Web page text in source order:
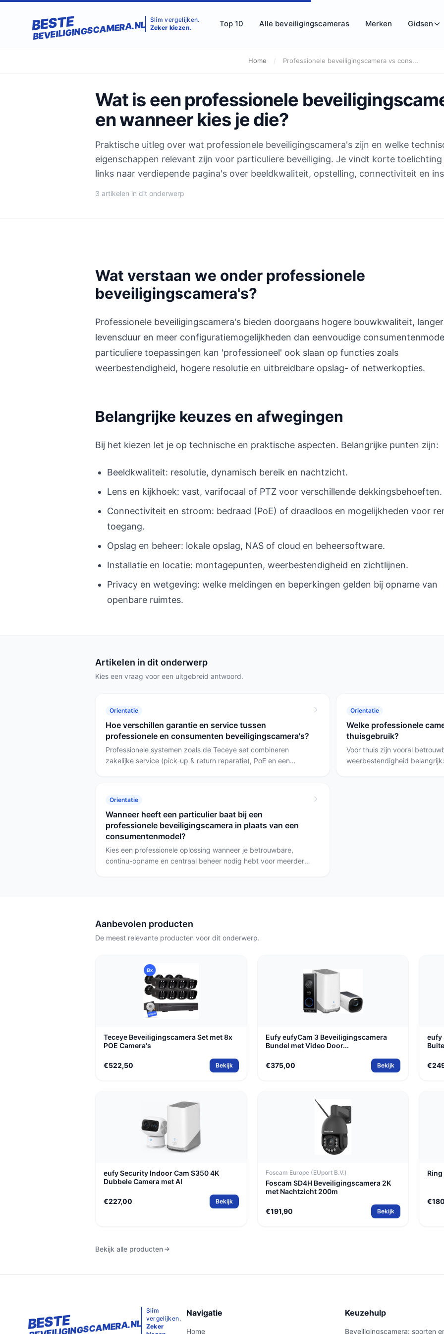
BESTE
BEVEILIGINGSCAMERA.NL Slim vergelijken.
Zeker kiezen.
Top 10 Alle beveiligingscameras Merken Gidsen
Home / Professionele beveiligingscamera vs cons...
Wat is een professionele
en wanneer kies je die?
Praktische uitleg over wat professionele beveiligingscamera's zijn en welke
eigenschappen relevant zijn voor particuliere beveiliging. Je vindt korte toelichting
links naar verdiepende pagina's over beeldkwaliteit, opstelling, connectiviteit en
3 artikelen in dit onderwerp
Wat verstaan we onder professionele
beveiligingscamera's?
Professionele beveiligingscamera's bieden doorgaans hogere bouwkwaliteit,
levensduur en meer configuratiemogelijkheden dan eenvoudige
particuliere toepassingen kan 'professioneel' ook slaan op functies zoals
weerbestendigheid, hogere resolutie en uitbreidbare opslag- of netwerkopties.
Belangrijke keuzes en afwegingen
Bij het kiezen let je op technische en praktische aspecten. Belangrijke punten zijn:
Beeldkwaliteit: resolutie, dynamisch bereik en nachtzicht.
Lens en kijkhoek: vast, varifocaal of PTZ voor verschillende dekkingsbehoeften.
Connectiviteit en stroom: bedraad (PoE) of draadloos en mogelijkheden voor
toegang.
Opslag en beheer: lokale opslag, NAS of cloud en beheersoftware.
Installatie en locatie: montagepunten, weerbestendigheid en zichtlijnen.
Privacy en wetgeving: welke meldingen en beperkingen gelden bij opname van
openbare ruimtes.
Artikelen in dit onderwerp
Kies een vraag voor een uitgebreid antwoord.
Orientatie
Hoe verschillen garantie en service tussen
professionele en consumenten beveiligingscamera's?
Professionele systemen zoals de Teceye set combineren
zakelijke service (pick-up & return reparatie), PoE en een
en carry-in of cloudafhandeling; dat beïnvloedt
reparatieprocedure, updatebeleid en eventuele cloudkosten.
Orientatie
Welke professionele
thuisgebruik?
Voor thuis zijn vooral
weerbestendigheid
Orientatie
Wanneer heeft een particulier baat bij een
professionele beveiligingscamera in plaats van een
consumentenmodel?
Kies een professionele oplossing wanneer je betrouwbare,
continu-opname en centraal beheer nodig hebt voor meerdere
Aanbevolen producten
De meest relevante producten voor dit onderwerp.
Teceye Beveiligingscamera Set met 8x
POE Camera's
€522,50 Bekijk
Eufy eufyCam 3 Beveiligingscamera
Bundel met Video Door...
€375,00 Bekijk
eufy
eufy Security Indoor Cam S350 4K
Dubbele Camera met AI
€227,00 Bekijk
Foscam Europe (EUport B.V.)
Foscam SD4H Beveiligingscamera 2K
met Nachtzicht 200m
€191,90 Bekijk
Bekijk alle producten
BESTE
BEVEILIGINGSCAMERA.NL
Slim
vergelijken.
Zeker
Navigatie
Home
Keuzehulp
Beveiligingscamera: soorten